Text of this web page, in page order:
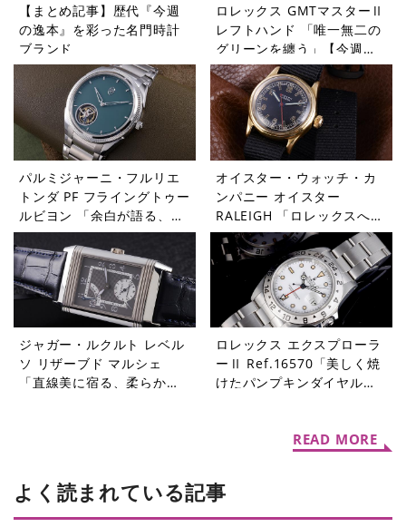
【まとめ記事】歴代『今週
の逸本』を彩った名門時計
ブランド
ロレックス GMTマスターⅡ
レフトハンド 「唯一無二の
グリーンを纏う」【今週の
逸本 Vol.365】
パルミジャーニ・フルリエ
トンダ PF フライングトゥー
ルビヨン 「余白が語る、本
当の贅沢」【今週の逸本
Vol.364】
オイスター・ウォッチ・カ
ンパニー オイスター
RALEIGH 「ロレックスへと
受け継がれたDNA」【今週
の逸本 Vol.363】
ジャガー・ルクルト レベル
ソ リザーブド マルシェ
「直線美に宿る、柔らかな
ロレックス エクスプローラ
ーⅡ Ref.16570「美しく焼
けたパンプキンダイヤル」
READ MORE
よく読まれている記事